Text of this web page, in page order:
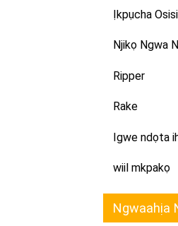
Ịkpụcha Osisi
Njikọ Ngwa
Ripper
Rake
Igwe ndọta
wiil mkpakọ
Ngwaahịa